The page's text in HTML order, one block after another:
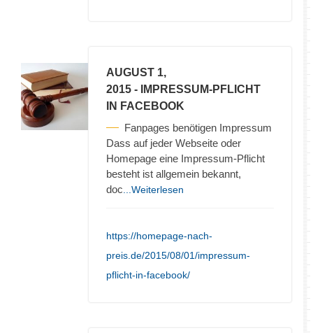
AUGUST 1,
2015 - IMPRESSUM-PFLICHT
IN FACEBOOK
Fanpages benötigen Impressum
Dass auf jeder Webseite oder
Homepage eine Impressum-Pflicht
besteht ist allgemein bekannt,
doc ...Weiterlesen
https://homepage-nach-
preis.de/2015/08/01/impressum-
pflicht-in-facebook/